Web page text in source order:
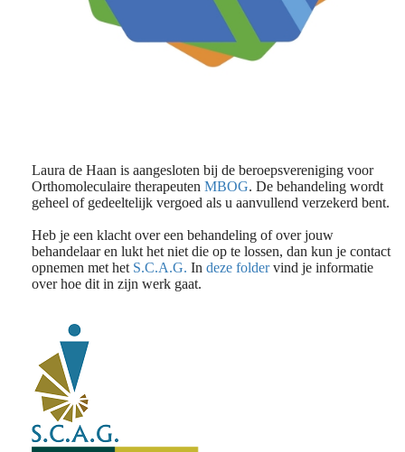
Laura de Haan is aangesloten bij de beroepsvereniging voor
Orthomoleculaire therapeuten MBOG. De behandeling wordt
geheel of gedeeltelijk vergoed als u aanvullend verzekerd bent.
Heb je een klacht over een behandeling of over jouw
behandelaar en lukt het niet die op te lossen, dan kun je contact
opnemen met het S.C.A.G. In deze foldervind je informatie
over hoe dit in zijn werk gaat.